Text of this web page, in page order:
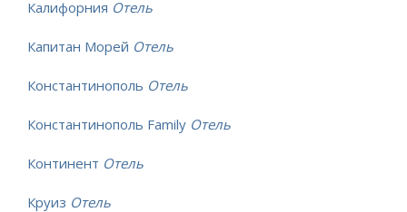
Калифорния Отель
Капитан Морей Отель
Константинополь Отель
Константинополь Family Отель
Континент Отель
Круиз Отель